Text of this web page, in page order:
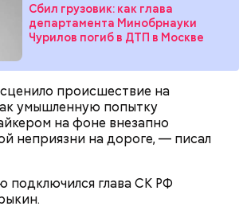
Сбил грузовик: как глава
департамента Минобрнауки
Чурилов погиб в ДТП в Москве
происшествие на
умышленную попытку
на фоне внезапно
неприязни на дороге, — писал
подключился глава СК РФ
проводилась через
но вместо денег там оказалась
неподтвержденной
покупателем квартиры
Вадим Де, известный по
Богач.близких людей Миссюра
которую тоже травил. Он
родителям имя для
подросла, отчим стал
свою агрессию. Также Миссюра